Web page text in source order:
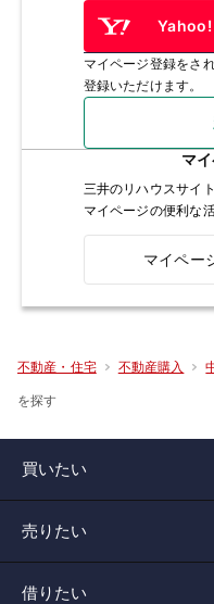
Yahoo!
マイページ登録をさ
登録いただけます。
マ
三井のリハウスサイ
マイページの便利な
マイペー
不動産・住宅 不動産購入
を探す
買いたい
売りたい
借りたい